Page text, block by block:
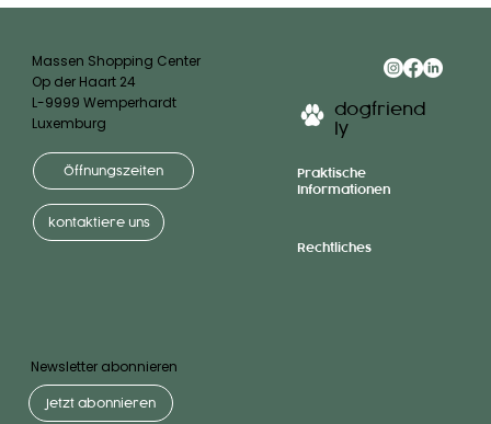
Newsletter abonnieren
Jetzt abonnieren
dogfriend
ly
Praktische
Informationen
Rechtliches
Massen Shopping Center
Op der Haart 24
L-9999 Wemperhardt
Luxemburg
Öffnungszeiten
kontaktiere uns